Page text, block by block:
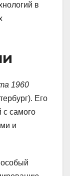
в
1960
Его
с самого
и